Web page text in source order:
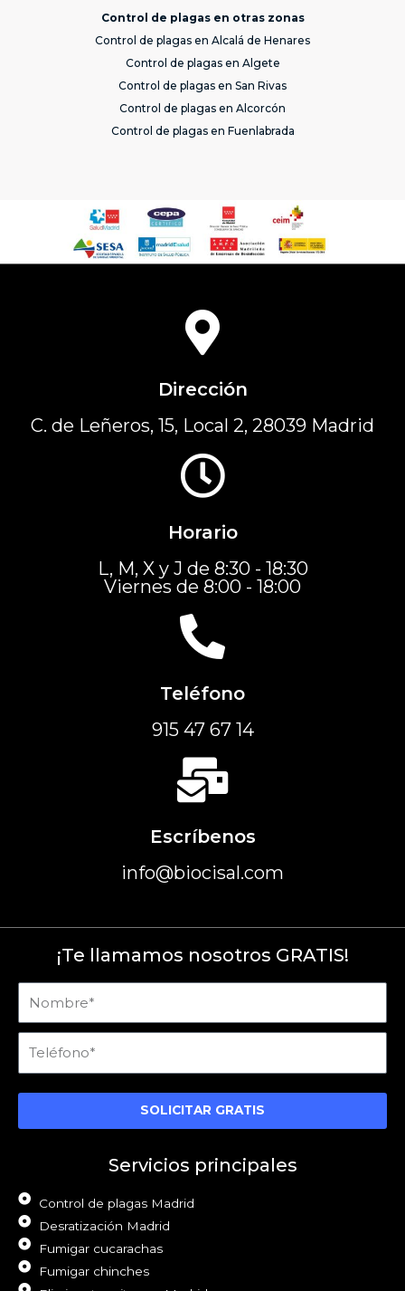
Control de plagas en otras zonas
Control de plagas en Alcalá de Henares
Control de plagas en Algete
Control de plagas en San Rivas
Control de plagas en Alcorcón
Control de plagas en Fuenlabrada
Dirección
C. de Leñeros, 15, Local 2, 28039 Madrid
Horario
L, M, X y J de 8:30 - 18:30
Viernes de 8:00 - 18:00
Teléfono
915 47 67 14
Escríbenos
info@biocisal.com
¡Te llamamos nosotros GRATIS!
SOLICITAR GRATIS
Servicios principales
Control de plagas Madrid
Desratización Madrid
Fumigar cucarachas
Fumigar chinches